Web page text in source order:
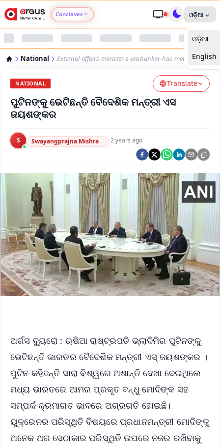
Conclaves
Argus Nari Shakti
Argus Swaad Odisha
ଓଡ଼ିଆ
ଓଡ଼ିଆ
English
National External-affairs-minister-s-jaishankar-has-met-putin
NATIONAL Translate
ପୁଟିନଙ୍କୁ ଭେଟିଛନ୍ତି ବୈଦେଶିକ ମନ୍ତ୍ରୀ ଏସ
ଜୟଶଙ୍କର
S Swayangprajna Mishra ·2 years ago
ଅର୍ଗସ ବ୍ୟୁରୋ : ଋଷିଆ ରାଷ୍ଟ୍ରପତି ଭ୍ଲାଦିମିର ପୁଟିନଙ୍କୁ
ଭେଟିଛନ୍ତି ଭାରତର ବୈଦେଶିକ ମନ୍ତ୍ରୀ ଏସ୍ ଜୟଶଙ୍କର ।
ପୁଟିନ କହିଛନ୍ତି ସାରା ବିଶ୍ୱରେ ଅଶାନ୍ତି ଦେଖା ଦେଇଥିଲେ
ମଧ୍ୟ ଭାରତରେ ଆମର ପ୍ରକୃତ ବନ୍ଧୁ ମୋଦିଙ୍କ ସହ
ସମ୍ପର୍କ କ୍ରମାଗତ ଭାବରେ ଅଗ୍ରଗତି ହୋଇଛି।
ୟୁକ୍ରେନର ପରିସ୍ଥିତି ବିଷୟରେ ପ୍ରଧାନମନ୍ତ୍ରୀ ମୋଦିଙ୍କୁ
ଅନେକ ଥର ସେଠାକାର ପରିସ୍ଥିତି ଉପରେ ନଜର ରଖିବାକୁ